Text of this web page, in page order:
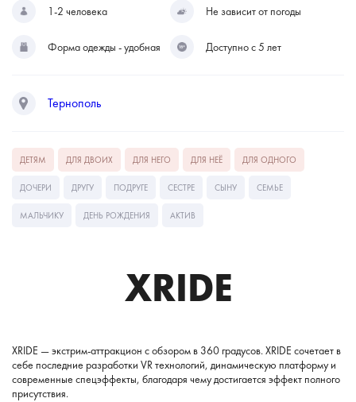
1-2 человека Не зависит от погоды
Форма одежды - удобная Доступно с 5 лет
Тернополь
ДЕТЯМ ДЛЯ ДВОИХ ДЛЯ НЕГО ДЛЯ НЕЁ ДЛЯ ОДНОГО
ДОЧЕРИ ДРУГУ ПОДРУГЕ СЕСТРЕ СЫНУ СЕМЬЕ
МАЛЬЧИКУ ДЕНЬ РОЖДЕНИЯ АКТИВ
XRIDE
XRIDE — экстрим-аттракцион с обзором в 360 градусов. XRIDE сочетает в
себе последние разработки VR технологий, динамическую платформу и
современные спецэффекты, благодаря чему достигается эффект полного
присутствия.